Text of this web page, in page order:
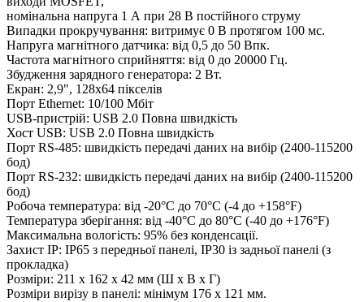
номінальна напруга 1 А при 28 В постійного струму
Випадки прокручування: витримує 0 В протягом 100 мс.
Напруга магнітного датчика: від 0,5 до 50 Впк.
Частота магнітного сприйняття: від 0 до 20000 Гц.
Збудження зарядного генератора: 2 Вт.
Екран: 2,9", 128x64 пікселів
Порт Ethernet: 10/100 Мбіт
USB-пристрій: USB 2.0 Повна швидкість
Хост USB: USB 2.0 Повна швидкість
Порт RS-485: швидкість передачі даних на вибір (2400-115200
бод)
Порт RS-232: швидкість передачі даних на вибір (2400-115200
бод)
Робоча температура: від -20°C до 70°C (-4 до +158°F)
Температура зберігання: від -40°C до 80°C (-40 до +176°F)
Максимальна вологість: 95% без конденсації.
Захист IP: IP65 з передньої панелі, IP30 із задньої панелі (з
прокладка)
Розміри: 211 x 162 x 42 мм (Ш x В x Г)
Розміри вирізу в панелі: мінімум 176 x 121 мм.